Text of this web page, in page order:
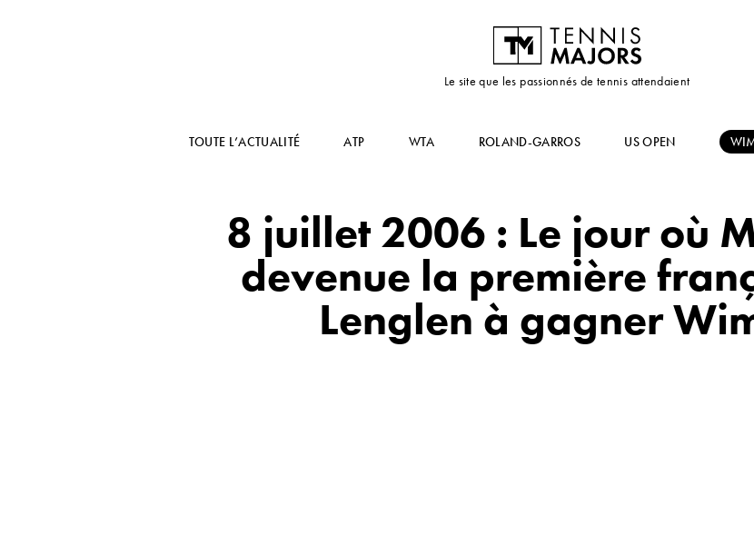
Le site que les passionnés de tennis attendaient
TOUTE L’ACTUALITÉ ATP WTA ROLAND-GARROS US OPEN
8 juillet 2006 : Le jour où
devenue la première
Lenglen à gagner